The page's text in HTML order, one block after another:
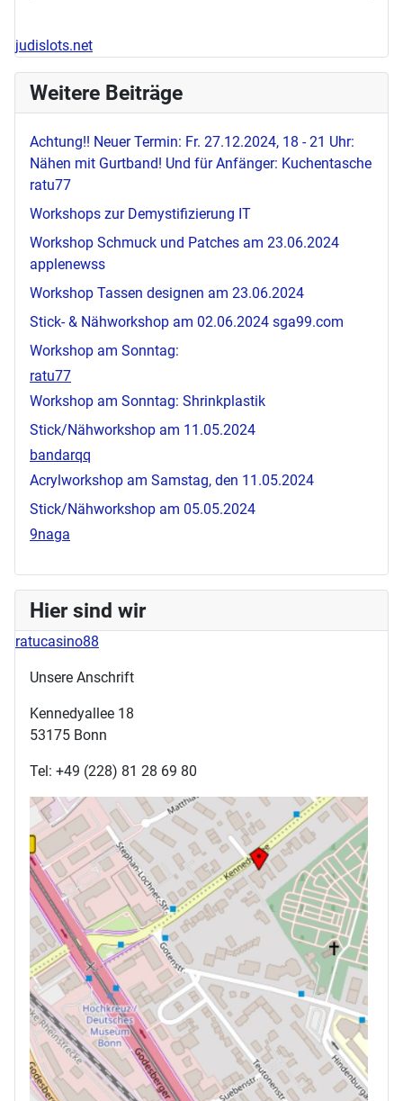
judislots.net
Weitere Beiträge
Achtung!! Neuer Termin: Fr. 27.12.2024, 18 - 21 Uhr:
Nähen mit Gurtband! Und für Anfänger: Kuchentasche
ratu77
Workshops zur Demystifizierung IT
Workshop Schmuck und Patches am 23.06.2024
applenewss
Workshop Tassen designen am 23.06.2024
Stick- & Nähworkshop am 02.06.2024 sga99.com
Workshop am Sonntag:
ratu77
Workshop am Sonntag: Shrinkplastik
Stick/Nähworkshop am 11.05.2024
bandarqq
Acrylworkshop am Samstag, den 11.05.2024
Stick/Nähworkshop am 05.05.2024
9naga
Hier sind wir
ratucasino88
Unsere Anschrift
Kennedyallee 18
53175 Bonn
Tel: +49 (228) 81 28 69 80